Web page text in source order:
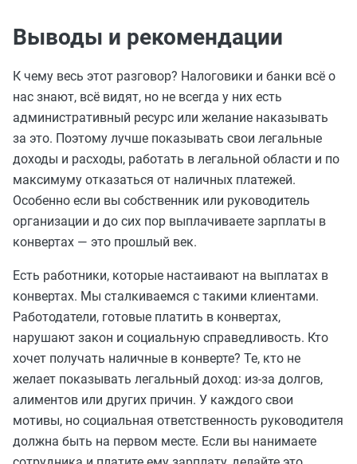
Выводы и рекомендации
К чему весь этот разговор? Налоговики и банки всё о
нас знают, всё видят, но не всегда у них есть
административный ресурс или желание наказывать
за это. Поэтому лучше показывать свои легальные
доходы и расходы, работать в легальной области и по
максимуму отказаться от наличных платежей.
Особенно если вы собственник или руководитель
организации и до сих пор выплачиваете зарплаты в
конвертах — это прошлый век.
Есть работники, которые настаивают на выплатах в
конвертах. Мы сталкиваемся с такими клиентами.
Работодатели, готовые платить в конвертах,
нарушают закон и социальную справедливость. Кто
хочет получать наличные в конверте? Те, кто не
желает показывать легальный доход: из-за долгов,
алиментов или других причин. У каждого свои
мотивы, но социальная ответственность руководителя
должна быть на первом месте. Если вы нанимаете